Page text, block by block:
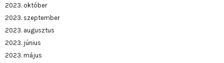
2023. október
2023. szeptember
2023. augusztus
2023. június
2023. május